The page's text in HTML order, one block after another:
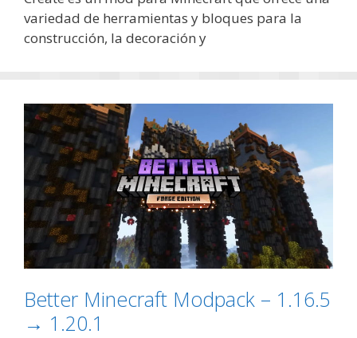
variedad de herramientas y bloques para la
construcción, la decoración y
Better Minecraft Modpack – 1.16.5
→ 1.20.1